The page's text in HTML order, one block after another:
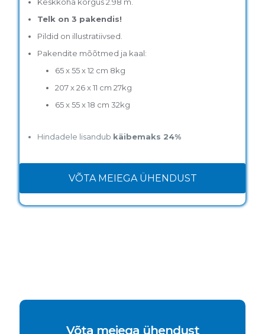
Keskkoha kõrgus 2.98 m.
Telk on 3 pakendis!
Pildid on illustratiivsed.
Pakendite mõõtmed ja kaal:
65 x 55 x 12 cm 8kg
207 x 26 x 11 cm 27kg
65 x 55 x 18 cm 32kg
Hindadele lisandub käibemaks 24%
VÕTA MEIEGA ÜHENDUST
Võta meiega ühendust